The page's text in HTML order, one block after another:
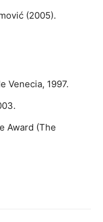
(2005).
Venecia, 1997.
Award (The